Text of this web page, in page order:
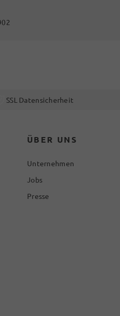
SSL Datensicherheit
ÜBER UNS
Unternehmen
Jobs
Presse